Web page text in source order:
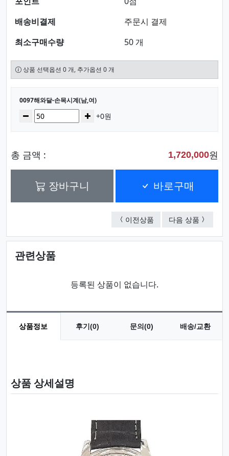
배송비결제
주문시 결제
최소구매수량
50 개
상품 선택옵션 0 개, 추가옵션 0 개
선택된 옵션
0097해와달-손목시계(남,여)
수량감소 증가+0원
총 금액 : 1,720,000원
장바구니 바로구매
이전상품 0983카렌다-손목시계(
다음 상품 U2004
관련상품
등록된 상품이 없습니다.
상품정보 후기(0) 문의(0) 배송/교환
상품 상세설명